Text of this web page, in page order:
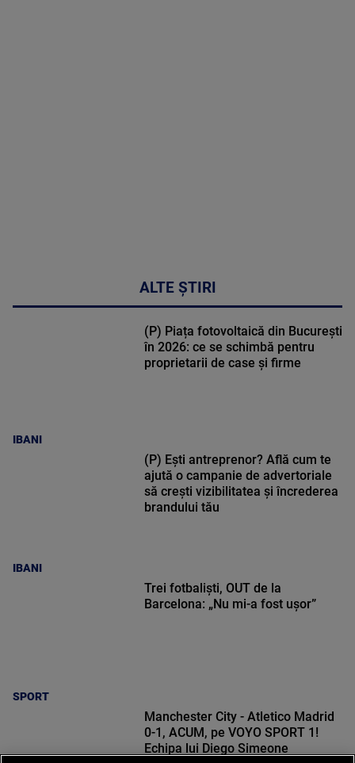
ALTE ȘTIRI
IBANI
(P) Piața fotovoltaică din București
în 2026: ce se schimbă pentru
proprietarii de case și firme
IBANI
(P) Ești antreprenor? Află cum te
ajută o campanie de advertoriale
să crești vizibilitatea și încrederea
brandului tău
SPORT
Trei fotbaliști, OUT de la
Barcelona: „Nu mi-a fost ușor”
Manchester City - Atletico Madrid
0-1, ACUM, pe VOYO SPORT 1!
Echipa lui Diego Simeone